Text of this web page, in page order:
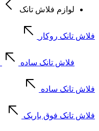
لوازم فلاش تانک
فلاش تانک روکار
فلاش تانک ساده
فلاش تانک ساده
فلاش تانک فوق باریک